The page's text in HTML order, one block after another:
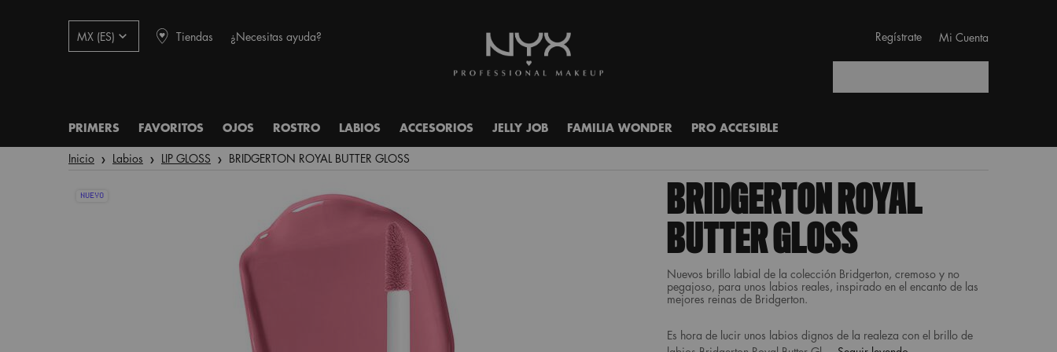
MX (ES) Tiendas ¿Necesitas ayuda? Regístrate Mi Cuenta
PRIMERS FAVORITOS OJOS ROSTRO LABIOS ACCESORIOS JELLY JOB FAMILIA WONDER PRO ACCESIBLE
Inicio Labios LIP GLOSS BRIDGERTON ROYAL BUTTER GLOSS
BRIDGERTON ROYAL
BUTTER GLOSS
Nuevos brillo labial de la colección Bridgerton, cremoso y no
pegajoso, para unos labios reales, inspirado en el encanto de las
mejores reinas de Bridgerton.
Es hora de lucir unos labios dignos de la realeza con el brillo de
NUEVO